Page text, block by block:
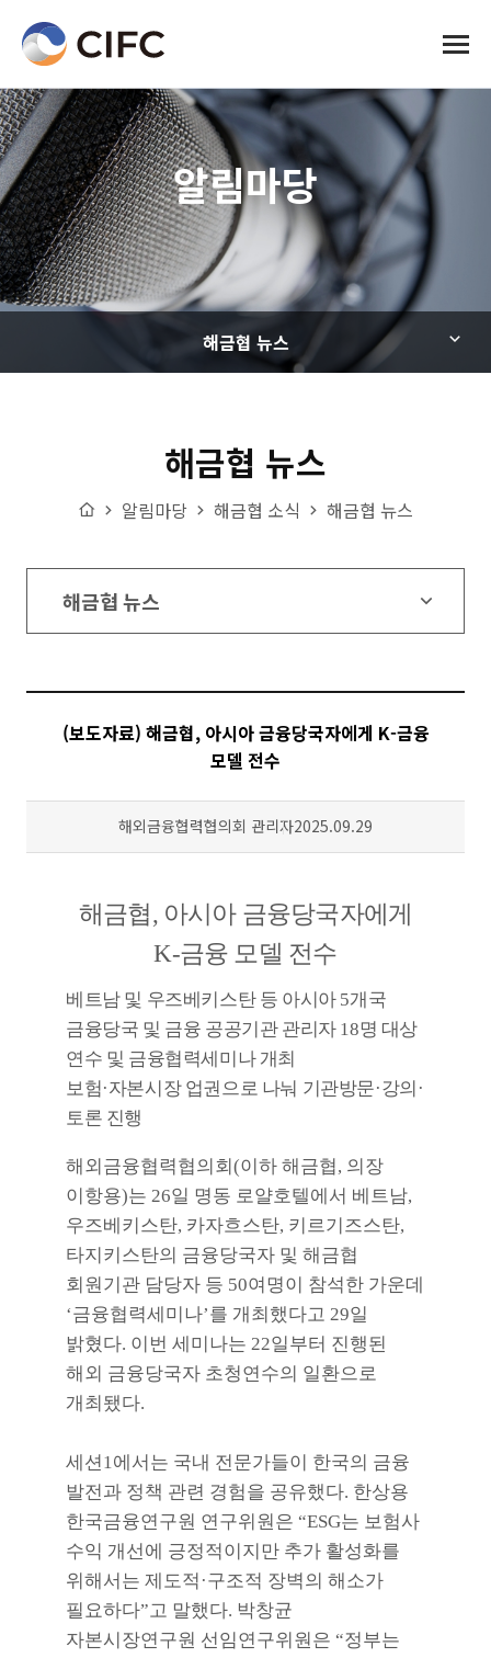
전체메
알림마당
해금협 뉴스
해금협 뉴스
Home
알림마당 해금협 소식 해금협 뉴스
해금협 뉴스
(보도자료) 해금협, 아시아 금융당국자에게 K-금융
모델 전수
작성자
해외금융협력협의회 관리자등록일
2025.09.29
해금협, 아시아 금융당국자에게
K-금융 모델 전수
베트남 및 우즈베키스탄 등 아시아 5개국
금융당국 및 금융 공공기관 관리자 18명 대상
연수 및 금융협력세미나 개최
보험·자본시장 업권으로 나눠 기관방문·강의 ·
토론 진행
해외금융협력협의회 (이하 해금협, 의장
이항용)는 26일 명동 로얄호텔에서 베트남,
우즈베키스탄, 카자흐스탄, 키르기즈스탄,
타지키스탄의 금융당국자 및 해금협
회원기관 담당자 등 50여명이 참석한 가운데
‘금융협력세미나’를 개최했다고 29일
밝혔다. 이번 세미나는 22일부터 진행된
해외 금융당국자 초청연수의 일환으로
개최됐다.
세션1에서는 국내 전문가들이 한국의 금융
발전과 정책 관련 경험을 공유했다. 한상용
한국금융연구원 연구위원은 “ESG는 보험사
수익 개선에 긍정적이지만 추가 활성화를
위해서는 제도적 ·구조적 장벽의 해소가
필요하다”고 말했다. 박창균
자본시장연구원 선임연구위원은 “정부는